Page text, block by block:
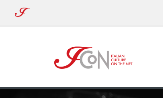
ICoN